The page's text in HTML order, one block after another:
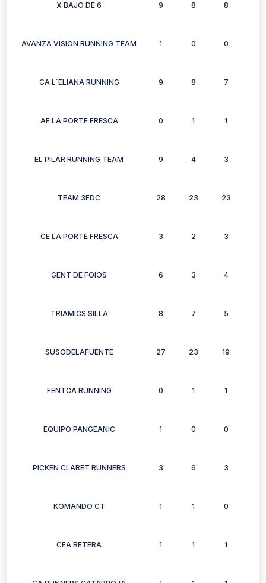
X BAJO DE 6 9 8 8
AVANZA VISION RUNNING TEAM 1 0 0
CA L´ELIANA RUNNING 9 8 7
AE LA PORTE FRESCA 0 1 1
EL PILAR RUNNING TEAM 9 4 3
TEAM 3FDC 28 23 23
CE LA PORTE FRESCA 3 2 3
GENT DE FOIOS 6 3 4
TRIAMICS SILLA 8 7 5
SUSODELAFUENTE 27 23 19
FENTCA RUNNING 0 1 1
EQUIPO PANGEANIC 1 0 0
PICKEN CLARET RUNNERS 3 6 3
KOMANDO CT 1 1 0
CEA BETERA 1 1 1